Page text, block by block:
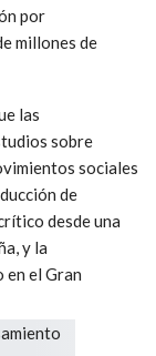
por
millones de
las
sobre
sociales
de
desde una
y la
en el Gran